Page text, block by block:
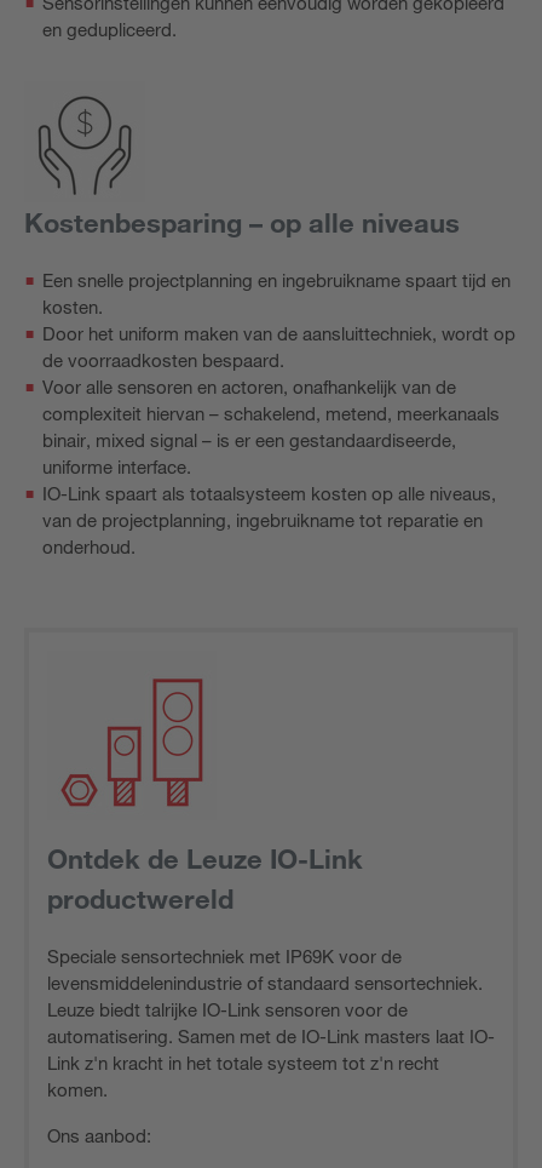
en gedupliceerd.
Kostenbesparing – op alle niveaus
Een snelle projectplanning en ingebruikname spaart tijd en
kosten.
Door het uniform maken van de aansluittechniek, wordt op
de voorraadkosten bespaard.
Voor alle sensoren en actoren, onafhankelijk van de
complexiteit hiervan – schakelend, metend, meerkanaals
binair, mixed signal – is er een gestandaardiseerde,
uniforme interface.
IO-Link spaart als totaalsysteem kosten op alle niveaus,
van de projectplanning, ingebruikname tot reparatie en
onderhoud.
Ontdek de Leuze IO-Link
productwereld
Speciale sensortechniek met IP69K voor de
levensmiddelenindustrie of standaard sensortechniek.
Leuze biedt talrijke IO-Link sensoren voor de
automatisering. Samen met de IO-Link masters laat IO-
Link z'n kracht in het totale systeem tot z'n recht
komen.
Ons aanbod: